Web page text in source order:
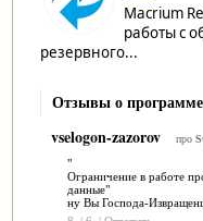
Macrium
работы с
резервного...
Отзывы о
vselogon-zazorov
про
"
Ограничение в работе
данные"
ну Вы Господа-